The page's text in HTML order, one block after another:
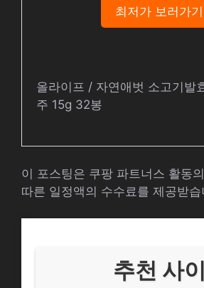
최저가 보러가기
올라이프 / 자연애벗 소고기발
주 15g 32봉
이 포스팅은 쿠팡 파트너스 활동
따른 일정액의 수수료를 제공받습
추천 사이